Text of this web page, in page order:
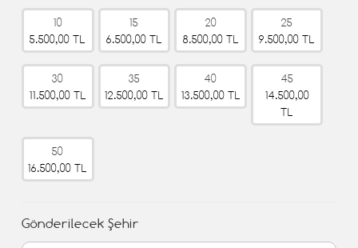
10
5.500,00 TL
15
6.500,00 TL
20
8.500,00 TL
25
9.500,00 TL
30
11.500,00 TL
35
12.500,00 TL
40
13.500,00 TL
45
14.500,00
TL
50
16.500,00 TL
Gönderilecek Şehir